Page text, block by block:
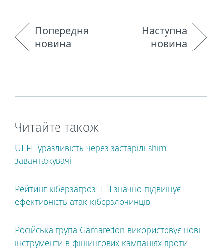
Попередня
новина
Наступна
новина
Читайте також
UEFI-уразливість через застарілі shim-
завантажувачі
Рейтинг кіберзагроз: ШІ значно підвищує
ефективність атак кіберзлочинців
Російська група Gamaredon використовує нові
інструменти в фішингових кампаніях проти